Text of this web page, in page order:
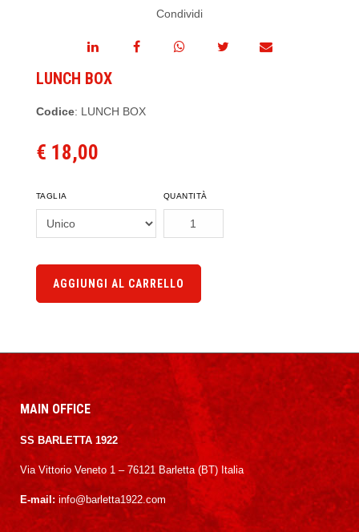
Condividi
LUNCH BOX
Codice: LUNCH BOX
€ 18,00
TAGLIA QUANTITÀ
AGGIUNGI AL CARRELLO
MAIN OFFICE
SS BARLETTA 1922
Via Vittorio Veneto 1 – 76121 Barletta (BT) Italia
E-mail: info@barletta1922.com